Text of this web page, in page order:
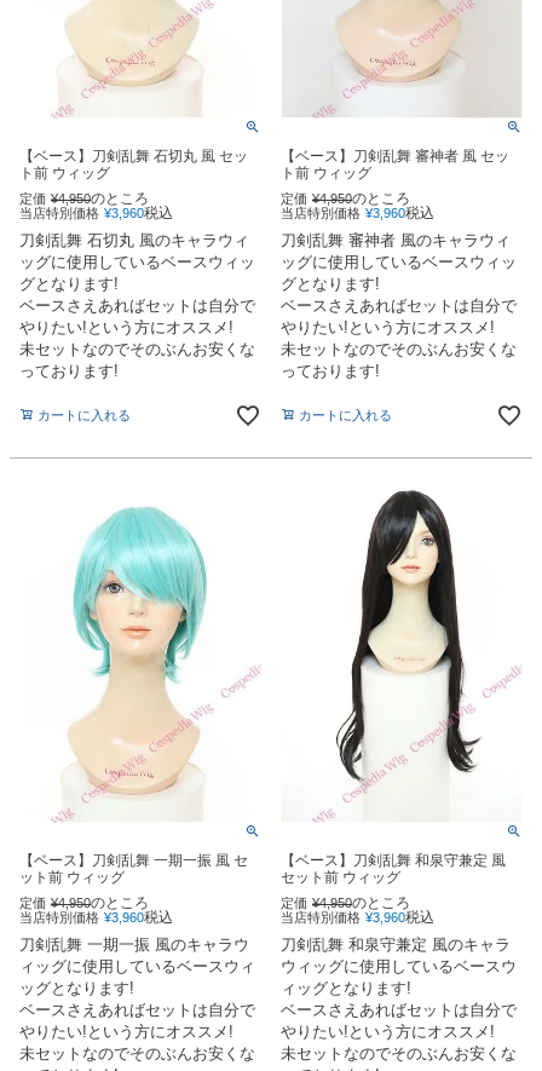
【ベース】刀剣乱舞 石切丸 風 セッ
ト前 ウィッグ
定価 ¥4,950のところ
当店特別価格 ¥3,960税込
刀剣乱舞 石切丸 風のキャラウィ
ッグに使用しているベースウィッ
グとなります!
ベースさえあればセットは自分で
やりたい!という方にオススメ!
未セットなのでそのぶんお安くな
っております!
カートに入れる
【ベース】刀剣乱舞 審神者 風 セッ
ト前 ウィッグ
定価 ¥4,950のところ
当店特別価格 ¥3,960税込
刀剣乱舞 審神者 風のキャラウィ
ッグに使用しているベースウィッ
グとなります!
ベースさえあればセットは自分で
やりたい!という方にオススメ!
未セットなのでそのぶんお安くな
っております!
カートに入れる
【ベース】刀剣乱舞 一期一振 風 セ
ット前 ウィッグ
定価 ¥4,950のところ
当店特別価格 ¥3,960税込
刀剣乱舞 一期一振 風のキャラウ
ィッグに使用しているベースウィ
ッグとなります!
ベースさえあればセットは自分で
やりたい!という方にオススメ!
未セットなのでそのぶんお安くな
【ベース】刀剣乱舞 和泉守兼定 風
セット前 ウィッグ
定価 ¥4,950のところ
当店特別価格 ¥3,960税込
刀剣乱舞 和泉守兼定 風のキャラ
ウィッグに使用しているベースウ
ィッグとなります!
ベースさえあればセットは自分で
やりたい!という方にオススメ!
未セットなのでそのぶんお安くな